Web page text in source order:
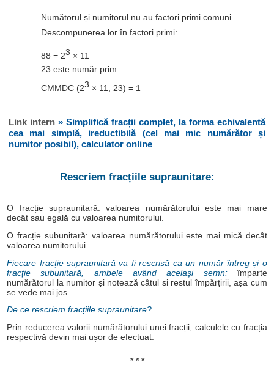
Numătorul și numitorul nu au factori primi comuni.
Descompunerea lor în factori primi:
88 = 23 × 11
23 este număr prim
CMMDC (23 × 11; 23) = 1
Link intern » Simplifică fracții complet, la forma echivalentă
cea mai simplă, ireductibilă (cel mai mic numărător și
numitor posibil), calculator online
Rescriem fracțiile supraunitare:
O fracție supraunitară: valoarea numărătorului este mai mare
decât sau egală cu valoarea numitorului.
O fracție subunitară: valoarea numărătorului este mai mică decât
valoarea numitorului.
Fiecare fracție supraunitară va fi rescrisă ca un număr întreg și o
fracție subunitară, ambele având același semn: împarte
numărătorul la numitor și notează câtul si restul împărțirii, așa cum
se vede mai jos.
De ce rescriem fracțiile supraunitare?
Prin reducerea valorii numărătorului unei fracții, calculele cu fracția
respectivă devin mai ușor de efectuat.
* * *